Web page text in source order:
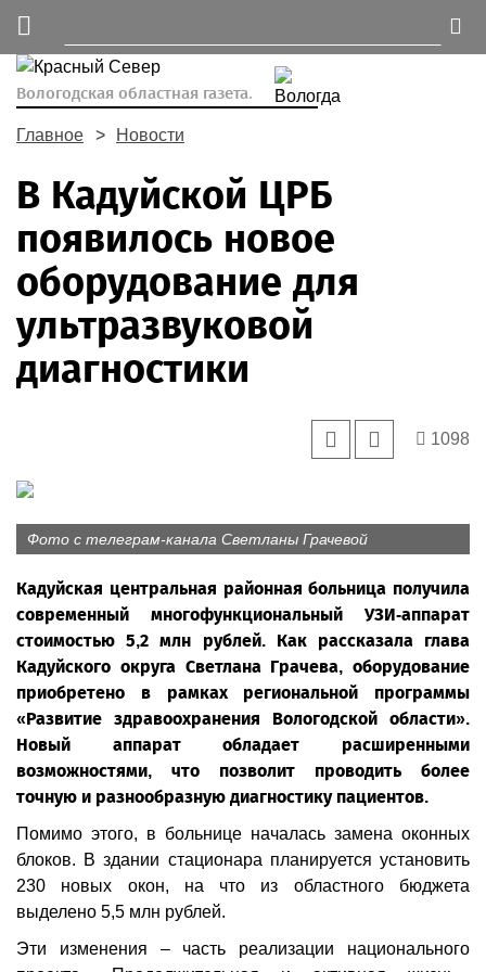
Вологодская областная газета.
Главное Новости
В Кадуйской ЦРБ
появилось новое
оборудование для
ультразвуковой
диагностики
1098
Фото с телеграм-канала Светланы Грачевой
Кадуйская центральная районная больница получила
современный многофункциональный УЗИ-аппарат
стоимостью 5,2 млн рублей. Как рассказала глава
Кадуйского округа Светлана Грачева, оборудование
приобретено в рамках региональной программы
«Развитие здравоохранения Вологодской области».
Новый аппарат обладает расширенными
возможностями, что позволит проводить более
точную и разнообразную диагностику пациентов.
Помимо этого, в больнице началась замена оконных
блоков. В здании стационара планируется установить
230 новых окон, на что из областного бюджета
выделено 5,5 млн рублей.
Эти изменения – часть реализации национального